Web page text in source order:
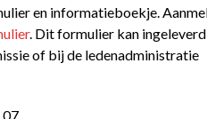
en informatieboekje.
. Dit formulier kan
of bij de ledenadministratie
07